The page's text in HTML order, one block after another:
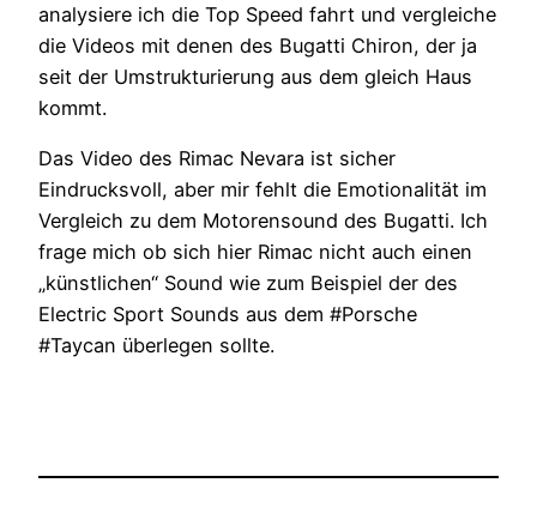
analysiere ich die Top Speed fahrt und vergleiche
die Videos mit denen des Bugatti Chiron, der ja
seit der Umstrukturierung aus dem gleich Haus
kommt.
Das Video des Rimac Nevara ist sicher
Eindrucksvoll, aber mir fehlt die Emotionalität im
Vergleich zu dem Motorensound des Bugatti. Ich
frage mich ob sich hier Rimac nicht auch einen
„künstlichen“ Sound wie zum Beispiel der des
Electric Sport Sounds aus dem #Porsche
#Taycan überlegen sollte.